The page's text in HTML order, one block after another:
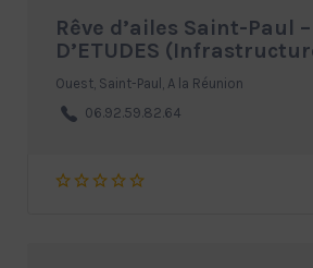
Rêve d’ailes Saint-Paul –
D’ETUDES
Ouest, Saint-Paul, A la Réunion
06.92.59.82.64